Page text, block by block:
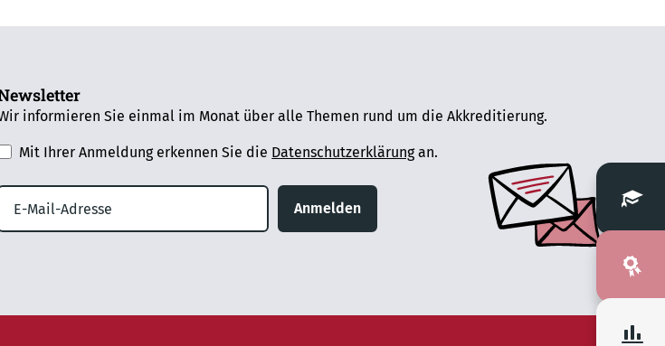
informieren Sie einmal im Monat über alle Themen rund um die Akkreditierung.
Mit Ihrer Anmeldung erkennen Sie die Datenschutzerklärungan.
Anmelden